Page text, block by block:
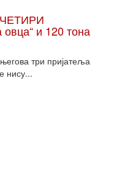
и 120 тона
три пријатеља
нису...